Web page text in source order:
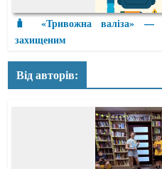
🧳 «Тривожна валіза» —
захищеним
Від авторів: